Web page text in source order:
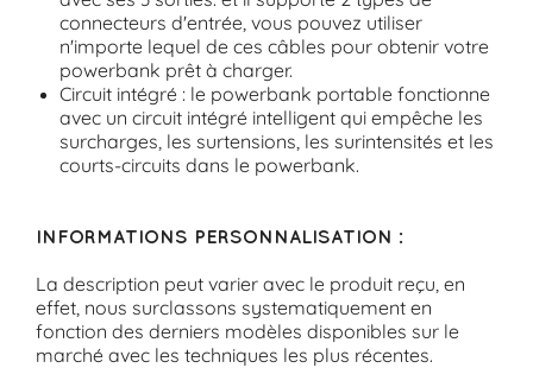
connecteurs d'entrée, vous pouvez utiliser
n'importe lequel de ces câbles pour obtenir votre
powerbank prêt à charger.
Circuit intégré : le powerbank portable fonctionne
avec un circuit intégré intelligent qui empêche les
surcharges, les surtensions, les surintensités et les
courts-circuits dans le powerbank.
INFORMATIONS PERSONNALISATION :
La description peut varier avec le produit reçu, en
effet, nous surclassons systematiquement en
fonction des derniers modèles disponibles sur le
marché avec les techniques les plus récentes.